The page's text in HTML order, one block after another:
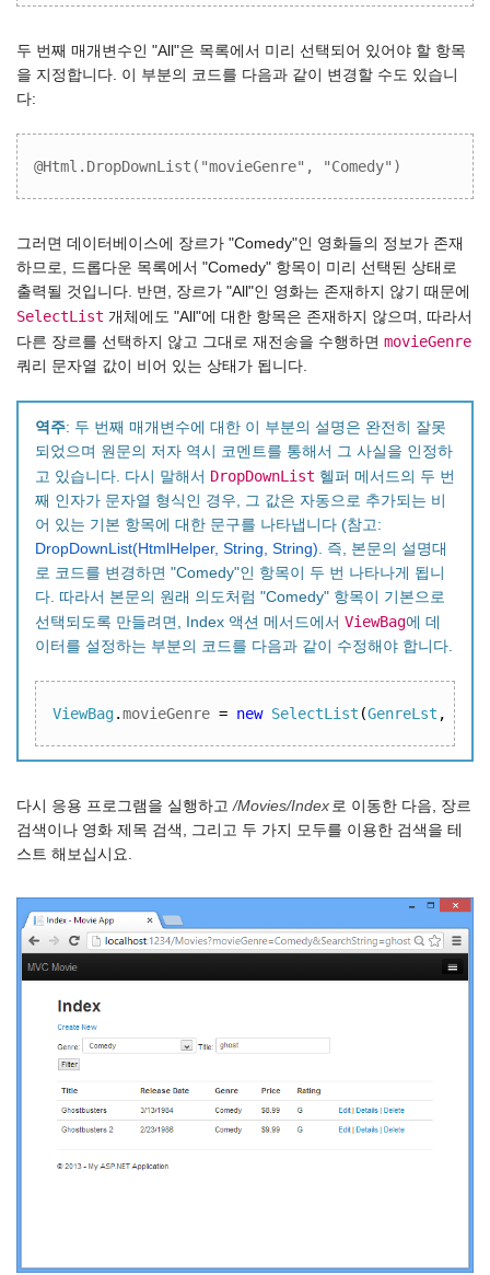
두 번째 매개변수인 "All"은 목록에서 미리 선택되어 있어야 할 항목
을 지정합니다. 이 부분의 코드를 다음과 같이 변경할 수도 있습니
다:
@Html.DropDownList("movieGenre", "Comedy")
그러면 데이터베이스에 장르가 "Comedy"인 영화들의 정보가 존재
하므로, 드롭다운 목록에서 "Comedy" 항목이 미리 선택된 상태로
출력될 것입니다. 반면, 장르가 "All"인 영화는 존재하지 않기 때문에
SelectList 개체에도 "All"에 대한 항목은 존재하지 않으며, 따라서
다른 장르를 선택하지 않고 그대로 재전송을 수행하면 movieGenre
쿼리 문자열 값이 비어 있는 상태가 됩니다.
역주: 두 번째 매개변수에 대한 이 부분의 설명은 완전히 잘못
되었으며 원문의 저자 역시 코멘트를 통해서 그 사실을 인정하
고 있습니다. 다시 말해서 DropDownList 헬퍼 메서드의 두 번
째 인자가 문자열 형식인 경우, 그 값은 자동으로 추가되는 비
어 있는 기본 항목에 대한 문구를 나타냅니다 (참고:
DropDownList(HtmlHelper, String, String) . 즉, 본문의 설명대
로 코드를 변경하면 "Comedy"인 항목이 두 번 나타나게 됩니
다. 따라서 본문의 원래 의도처럼 "Comedy" 항목이 기본으로
선택되도록 만들려면, Index 액션 메서드에서 ViewBag에 데
이터를 설정하는 부분의 코드를 다음과 같이 수정해야 합니다.
ViewBag.movieGenre = new SelectList (GenreLst ,
다시 응용 프로그램을 실행하고 /Movies/Index 로 이동한 다음, 장르
검색이나 영화 제목 검색, 그리고 두 가지 모두를 이용한 검색을 테
스트 해보십시요.